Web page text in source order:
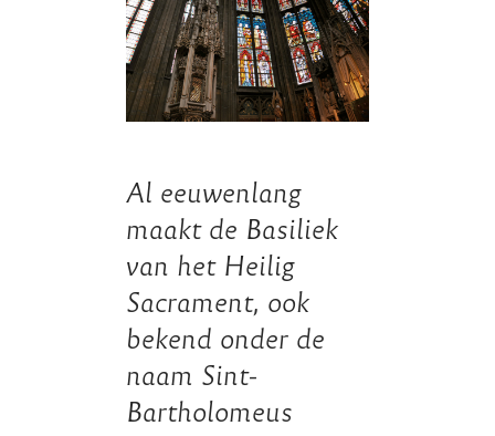
Al eeuwenlang
maakt de Basiliek
van het Heilig
Sacrament, ook
bekend onder de
naam Sint-
Bartholomeus